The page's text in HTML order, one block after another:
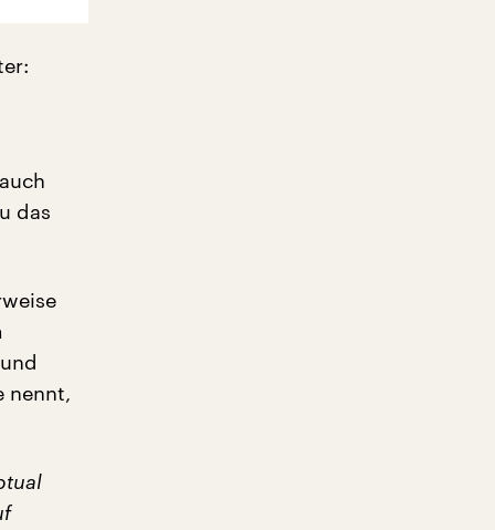
das
nennt,